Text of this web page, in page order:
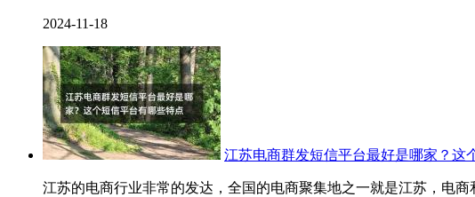
2024-11-18
江苏电商群发短信平台最好是哪家？这
江苏的电商行业非常的发达，全国的电商聚集地之一就是江苏，电